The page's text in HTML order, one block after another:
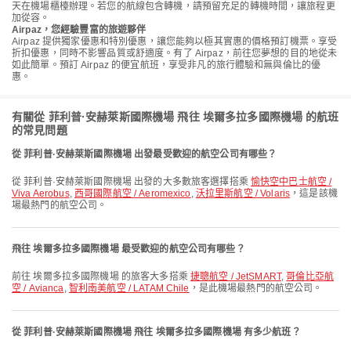
天在機場櫃檯辦理。若您的航線包含轉機，請預留充足的轉機時間，讓旅程更
加從容。
Airpaz，您經驗豐富的旅遊夥伴
Airpaz 提供獨家優惠和特別優惠，讓您能夠以極其實惠的價格預訂機票。享受
折扣優惠，同時不影響品質或舒適度。有了 Airpaz，前往您夢想的目的地從未
如此簡單。預訂 Airpaz 的便宜航班，享受非凡的旅行體驗和無與倫比的優
惠。
有關從 菲利普·安赫萊斯國際機場 飛往 埃爾多拉多國際機場 的航班
的常見問題
從 菲利普·安赫萊斯國際機場 出發最受歡迎的航空公司有哪些？
從 菲利普·安赫萊斯國際機場 出發的大多數旅客選擇搭乘 愉快空中巴士航空 /
Viva Aerobus, 西哥國際航空 / Aeromexico, 沃拉里斯航空 / Volaris ，這是該機
場最熱門的航空公司。
飛往 埃爾多拉多國際機場 最受歡迎的航空公司有哪些？
前往 埃爾多拉多國際機場 的旅客大多搭乘 捷聰航空 / JetSMART,哥倫比亞航
空 / Avianca, 智利南美航空 / LATAM Chile ，是此機場最熱門的航空公司。
從 菲利普·安赫萊斯國際機場 飛往 埃爾多拉多國際機場 有多少航班？